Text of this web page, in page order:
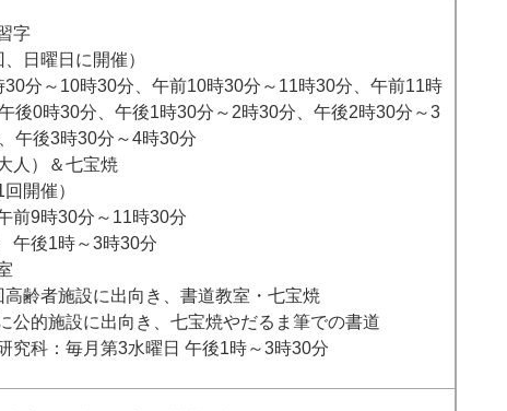
字
、日曜日に開催）
30分～10時30分、午前10時30分～11時30分、午前11時
後0時30分、午後1時30分～2時30分、午後2時30分～3
午後3時30分～4時30分
人）＆七宝焼
回開催）
9時30分～11時30分
後1時～3時30分
高齢者施設に出向き、書道教室・七宝焼
公的施設に出向き、七宝焼やだるま筆での書道
究科：毎月第3水曜日 午後1時～3時30分